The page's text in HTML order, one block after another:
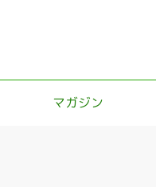
マガジン